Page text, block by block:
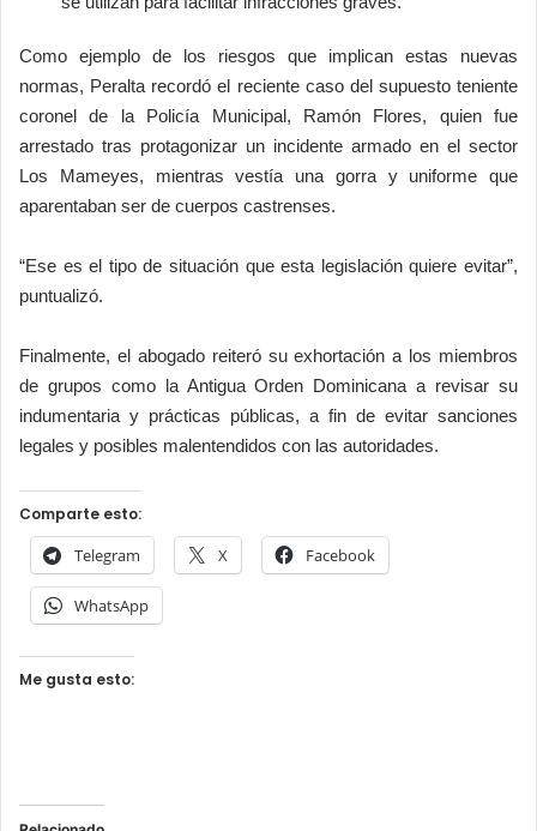
Como ejemplo de los riesgos que implican estas nuevas
normas, Peralta recordó el reciente caso del supuesto teniente
coronel de la Policía Municipal, Ramón Flores, quien fue
arrestado tras protagonizar un incidente armado en el sector
Los Mameyes, mientras vestía una gorra y uniforme que
aparentaban ser de cuerpos castrenses.
“Ese es el tipo de situación que esta legislación quiere evitar”,
puntualizó.
Finalmente, el abogado reiteró su exhortación a los miembros
de grupos como la Antigua Orden Dominicana a revisar su
indumentaria y prácticas públicas, a fin de evitar sanciones
legales y posibles malentendidos con las autoridades.
Comparte esto:
Telegram X Facebook
WhatsApp
Me gusta esto: